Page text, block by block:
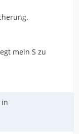
mein S zu